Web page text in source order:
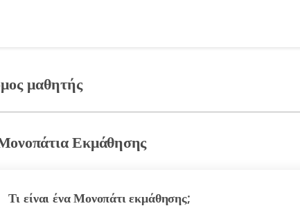
μαθητής
Εκμάθησης
Τι είναι ένα Μονοπάτι εκμάθησης;